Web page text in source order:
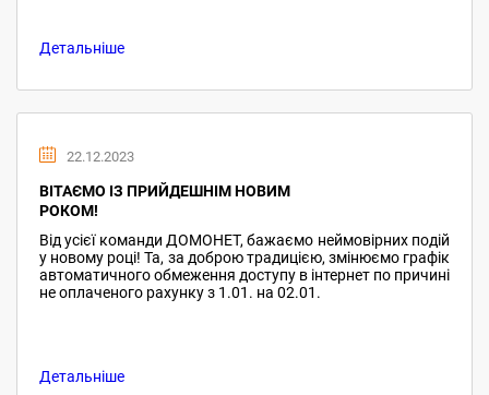
Детальніше
22.12.2023
ВІТАЄМО ІЗ ПРИЙДЕШНІМ НОВИМ
РОКОМ!
Від усієї команди ДОМОНЕТ, бажаємо неймовірних подій
у новому році! Та, за доброю традицією, змінюємо графік
автоматичного обмеження доступу в інтернет по причині
не оплаченого рахунку з 1.01. на 02.01.
Детальніше